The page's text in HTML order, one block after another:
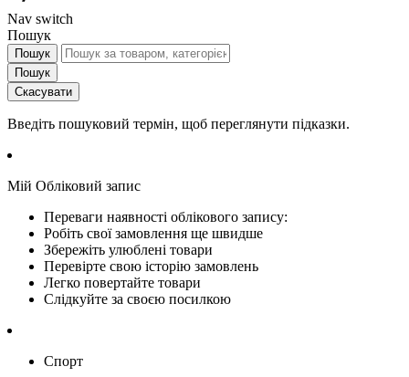
Nav switch
Пошук
Пошук
Пошук
Скасувати
Введіть пошуковий термін, щоб переглянути підказки.
Мій Обліковий запис
Переваги наявності облікового запису:
Робіть свої замовлення ще швидше
Збережіть улюблені товари
Перевірте свою історію замовлень
Легко повертайте товари
Слідкуйте за своєю посилкою
Спорт